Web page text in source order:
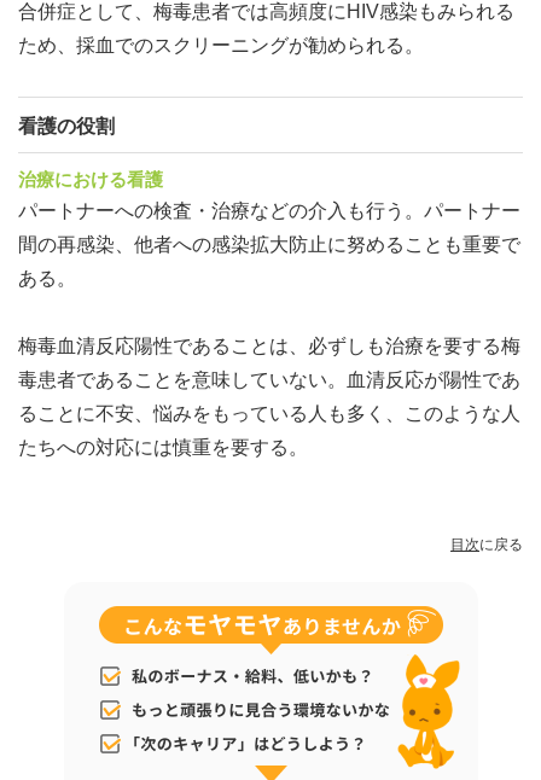
合併症として、梅毒患者では高頻度にHIV感染もみられる
ため、採血でのスクリーニングが勧められる。
看護の役割
治療における看護
パートナーへの検査・治療などの介入も行う。パートナー
間の再感染、他者への感染拡大防止に努めることも重要で
ある。
梅毒血清反応陽性であることは、必ずしも治療を要する梅
毒患者であることを意味していない。血清反応が陽性であ
ることに不安、悩みをもっている人も多く、このような人
たちへの対応には慎重を要する。
目次に戻る